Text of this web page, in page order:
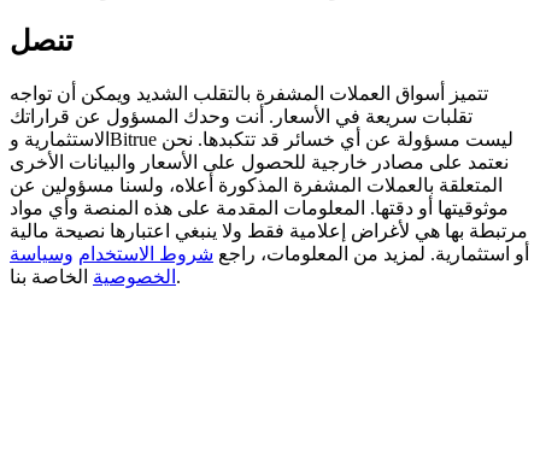
Exclusive for BitMart Users
Register & Trade to Win 500,000 USDT
Precious Metals Trading Carnival
تنصل
تتميز أسواق العملات المشفرة بالتقلب الشديد ويمكن أن تواجه
تقلبات سريعة في الأسعار. أنت وحدك المسؤول عن قراراتك
الاستثمارية وBitrue ليست مسؤولة عن أي خسائر قد تتكبدها. نحن
نعتمد على مصادر خارجية للحصول على الأسعار والبيانات الأخرى
المتعلقة بالعملات المشفرة المذكورة أعلاه، ولسنا مسؤولين عن
موثوقيتها أو دقتها. المعلومات المقدمة على هذه المنصة وأي مواد
مرتبطة بها هي لأغراض إعلامية فقط ولا ينبغي اعتبارها نصيحة مالية
أو استثمارية. لمزيد من المعلومات، راجع شروط الاستخدام وسياسة
الخصوصية الخاصة بنا.